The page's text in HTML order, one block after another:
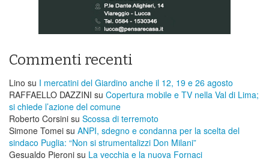
Commenti recenti
Lino su I mercatini del Giardino anche il 12, 19 e 26 agosto
RAFFAELLO DAZZINI su ​Copertura mobile e TV nella Val di Lima;
si chiede l’azione del comune
Roberto Corsini su Scossa di terremoto
Simone Tomei su ANPI, sdegno e condanna per la scelta del
sindaco Puglia: “Non si strumentalizzi Don Milani”
Gesualdo Pieroni su La vecchia e la nuova Fornaci